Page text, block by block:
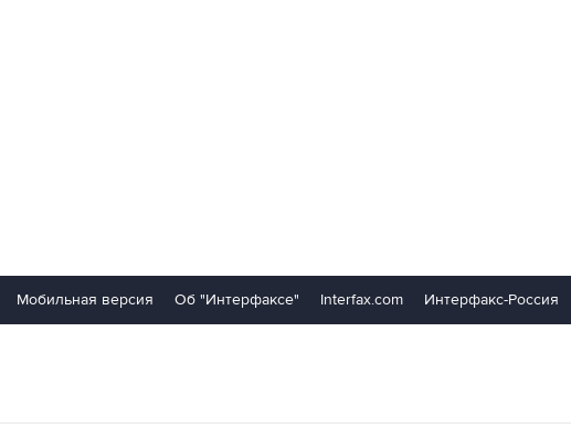
Мобильная версия Об "Интерфаксе" Interfax.com Интерфакс-Россия